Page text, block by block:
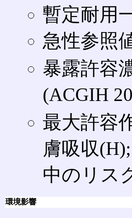
暫定耐用
急性参照
暴露許容
(ACGIH
最大許容
膚吸収
中のリス
環境影響